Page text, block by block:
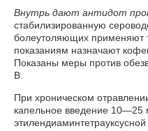
Внутрь дают антидот
стабилизированную
болеутоляющих применяют
показаниям назначают
Показаны меры против
В.
При хроническом
капельное введение 10—25